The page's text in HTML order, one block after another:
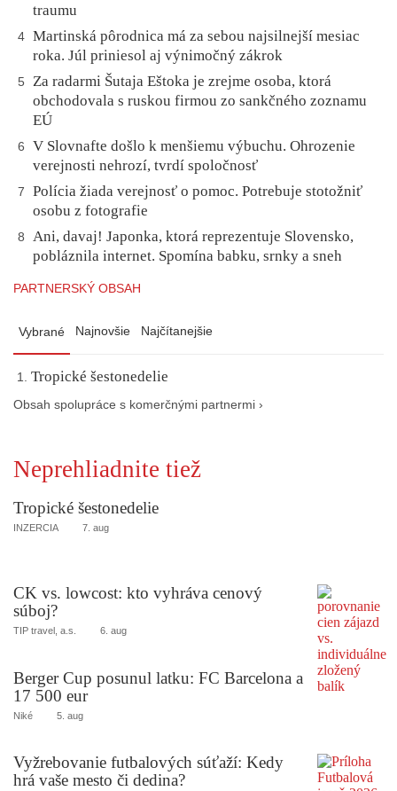
traumu
4 Martinská pôrodnica má za sebou najsilnejší mesiac
roka. Júl priniesol aj výnimočný zákrok
5
Za radarmi Šutaja Eštoka je zrejme osoba, ktorá
obchodovala s ruskou firmou zo sankčného zoznamu
EÚ
6
V Slovnafte došlo k menšiemu výbuchu. Ohrozenie
verejnosti nehrozí, tvrdí spoločnosť
7
Polícia žiada verejnosť o pomoc. Potrebuje stotožniť
osobu z fotografie
8
Ani, davaj! Japonka, ktorá reprezentuje Slovensko,
pobláznila internet. Spomína babku, srnky a sneh
PARTNERSKÝ OBSAH
Vybrané Najnovšie Najčítanejšie
Tropické šestonedelie
Obsah spolupráce s komerčnými partnermi ›
Neprehliadnite tiež
Tropické šestonedelie
INZERCIA 7. aug
CK vs. lowcost: kto vyhráva cenový
súboj?
TIP travel, a.s. 6. aug
Berger Cup posunul latku: FC Barcelona a
17 500 eur
Niké 5. aug
Vyžrebovanie futbalových súťaží: Kedy
hrá vaše mesto či dedina?